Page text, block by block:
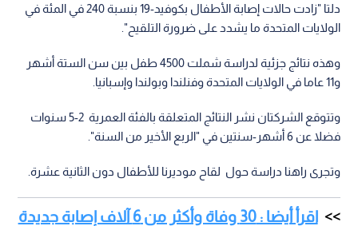
دلتا "زادت حالات إصابة الأطفال بكوفيد-19 بنسبة 240 في المئة في
الولايات المتحدة ما يشدد على ضرورة التلقيح".
وهذه نتائج جزئية لدراسة شملت 4500 طفل بين سن الستة أشهر
و11 عاما في الولايات المتحدة وفنلندا وبولندا وإسبانيا.
وتتوقع الشركتان نشر النتائج المتعلقة بالفئة العمرية 2-5 سنوات
فضلا عن 6 أشهر-سنتين في "الربع الأخير من السنة".
وتجرى راهنا دراسة حول لقاح موديرنا للأطفال دون الثانية عشرة.
اقرأ أيضا : 30 وفاة وأكثر من 6 آلاف إصابة جديدة